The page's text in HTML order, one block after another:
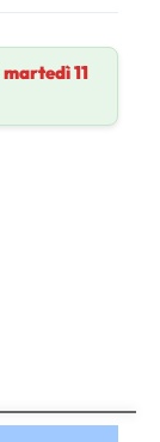
martedì 11